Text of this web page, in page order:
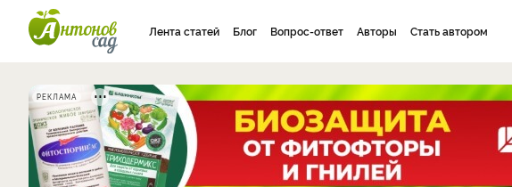
Лента статей Блог Вопрос-ответ Авторы Стать автором
РЕКЛАМА